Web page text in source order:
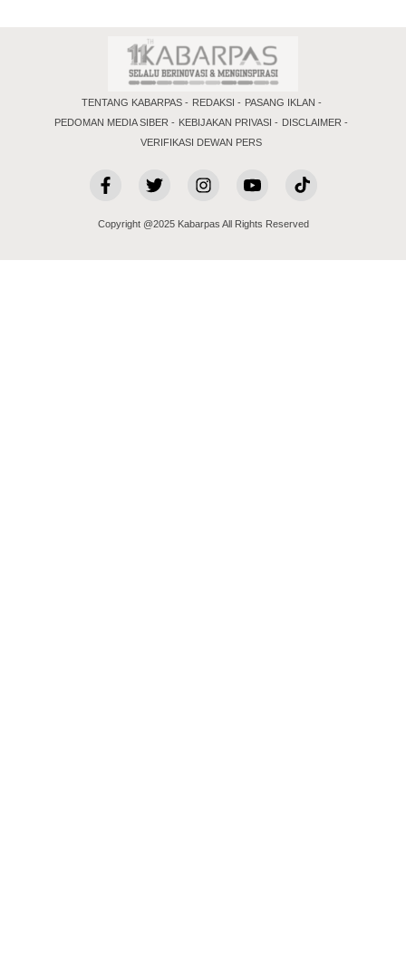
TENTANG KABARPAS REDAKSI
PASANG IKLAN
PEDOMAN MEDIA SIBER
KEBIJAKAN PRIVASI
DISCLAIMER
VERIFIKASI DEWAN PERS
Copyright @2025 Kabarpas All Rights Reserved